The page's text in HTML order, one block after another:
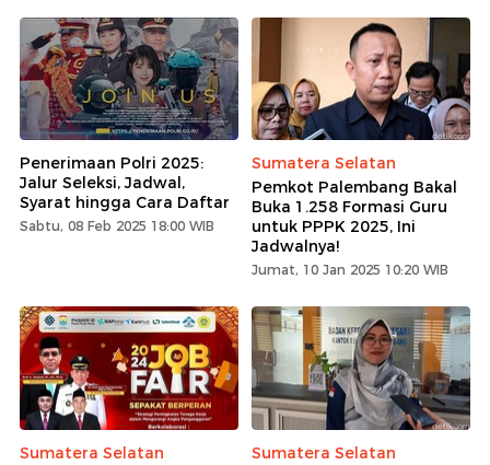
Penerimaan Polri 2025:
Jalur Seleksi, Jadwal,
Syarat hingga Cara Daftar
Sabtu, 08 Feb 2025 18:00 WIB
Sumatera Selatan
Pemkot Palembang Bakal
Buka 1.258 Formasi Guru
untuk PPPK 2025, Ini
Jadwalnya!
Jumat, 10 Jan 2025 10:20 WIB
Sumatera Selatan
Sumatera Selatan